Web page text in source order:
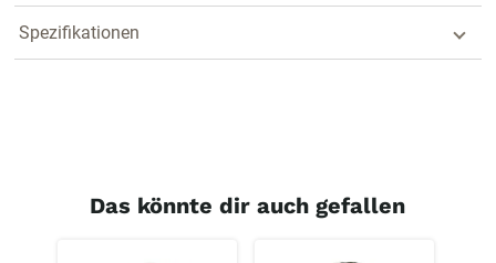
Spezifikationen
Das könnte dir auch gefallen